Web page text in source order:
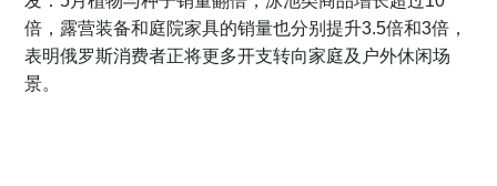
倍，露营装备和庭院家具的销量也分别提升3.5倍和3倍，
表明俄罗斯消费者正将更多开支转向家庭及户外休闲场
景。